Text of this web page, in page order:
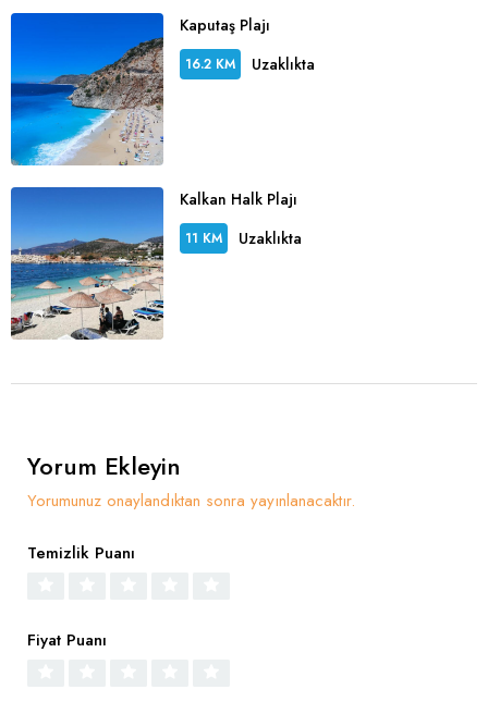
Kaputaş Plajı
16.2 KM Uzaklıkta
Kalkan Halk Plajı
11 KM Uzaklıkta
Yorum Ekleyin
Yorumunuz onaylandıktan sonra yayınlanacaktır.
Temizlik Puanı
Fiyat Puanı